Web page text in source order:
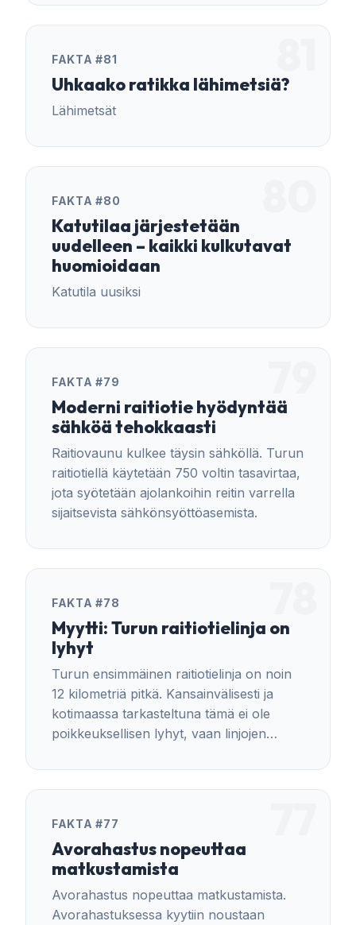
FAKTA #81
Uhkaako ratikka lähimetsiä?
Lähimetsät
FAKTA #80
Katutilaa järjestetään
uudelleen – kaikki kulkutavat
huomioidaan
Katutila uusiksi
FAKTA #79
Moderni raitiotie hyödyntää
sähköä tehokkaasti
Raitiovaunu kulkee täysin sähköllä. Turun
raitiotiellä käytetään 750 voltin tasavirtaa,
jota syötetään ajolankoihin reitin varrella
sijaitsevista sähkönsyöttöasemista.
FAKTA #78
Myytti: Turun raitiotielinja on
lyhyt
Turun ensimmäinen raitiotielinja on noin
12 kilometriä pitkä. Kansainvälisesti ja
kotimaassa tarkasteltuna tämä ei ole
poikkeuksellisen lyhyt, vaan linjojen
FAKTA #77
Avorahastus nopeuttaa
matkustamista
Avorahastus nopeuttaa matkustamista.
Avorahastuksessa kyytiin noustaan